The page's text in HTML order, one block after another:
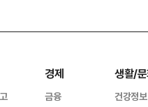
경제
금융
생활/
건강정보